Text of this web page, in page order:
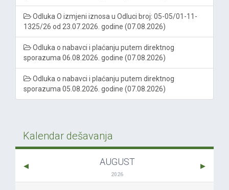
Odluka O izmjeni iznosa u Odluci broj: 05-05/01-11-
1325/26 od 23.07.2026. godine (07.08.2026)
Odluka o nabavci i plaćanju putem direktnog
sporazuma 06.08.2026. godine (07.08.2026)
Odluka o nabavci i plaćanju putem direktnog
sporazuma 05.08.2026. godine (07.08.2026)
Kalendar dešavanja
AUGUST
2026